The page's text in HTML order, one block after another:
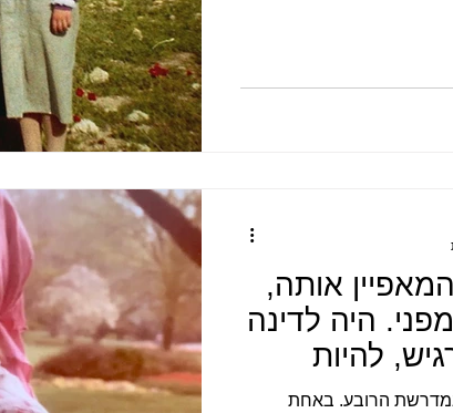
אותה,
היה לדינה
להיות
הרובע. באחת